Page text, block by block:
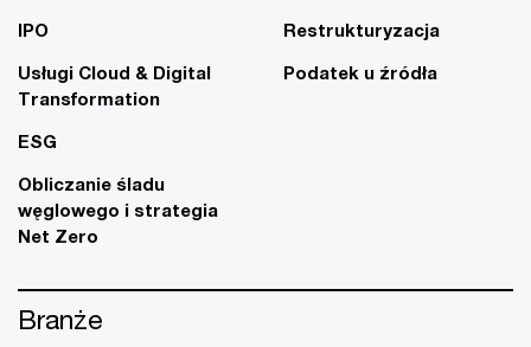
IPO
Usługi Cloud & Digital
Transformation
ESG
Obliczanie śladu
węglowego i strategia
Net Zero
Restrukturyzacja
Podatek u źródła
Branże